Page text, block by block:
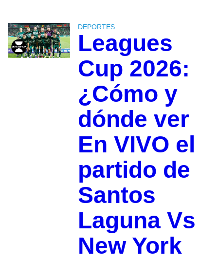
DEPORTES
Leagues
Cup 2026:
¿Cómo y
dónde ver
En VIVO el
partido de
Santos
Laguna Vs
New York